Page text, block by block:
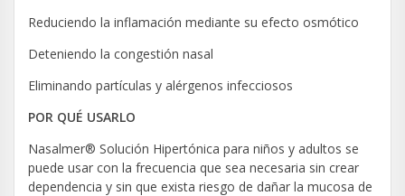
Reduciendo la inflamación mediante su efecto osmótico
Deteniendo la congestión nasal
Eliminando partículas y alérgenos infecciosos
POR QUÉ USARLO
Nasalmer® Solución Hipertónica para niños y adultos se
puede usar con la frecuencia que sea necesaria sin crear
dependencia y sin que exista riesgo de dañar la mucosa de